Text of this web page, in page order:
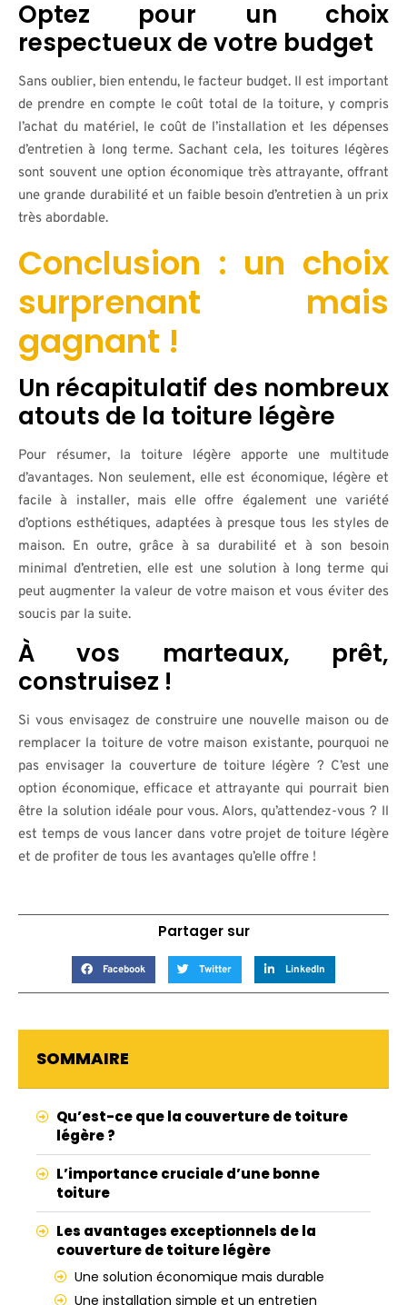
Optez pour un choix
respectueux de votre budget
Sans oublier, bien entendu, le facteur budget. Il est important
de prendre en compte le coût total de la toiture, y compris
l’achat du matériel, le coût de l’installation et les dépenses
d’entretien à long terme. Sachant cela, les toitures légères
sont souvent une option économique très attrayante, offrant
une grande durabilité et un faible besoin d’entretien à un prix
très abordable.
Conclusion : un choix
surprenant mais
gagnant !
Un récapitulatif des nombreux
atouts de la toiture légère
Pour résumer, la toiture légère apporte une multitude
d’avantages. Non seulement, elle est économique, légère et
facile à installer, mais elle offre également une variété
d’options esthétiques, adaptées à presque tous les styles de
maison. En outre, grâce à sa durabilité et à son besoin
minimal d’entretien, elle est une solution à long terme qui
peut augmenter la valeur de votre maison et vous éviter des
soucis par la suite.
À vos marteaux, prêt,
construisez !
Si vous envisagez de construire une nouvelle maison ou de
remplacer la toiture de votre maison existante, pourquoi ne
pas envisager la couverture de toiture légère ? C’est une
option économique, efficace et attrayante qui pourrait bien
être la solution idéale pour vous. Alors, qu’attendez-vous ? Il
est temps de vous lancer dans votre projet de toiture légère
et de profiter de tous les avantages qu’elle offre !
Partager sur
Facebook Twitter LinkedIn
SOMMAIRE
Qu’est-ce que la couverture de toiture
légère ?
L’importance cruciale d’une bonne
toiture
Les avantages exceptionnels de la
couverture de toiture légère
Une solution économique mais durable
Une installation simple et un entretien